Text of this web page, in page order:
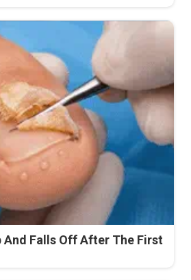
And Falls Off After The First